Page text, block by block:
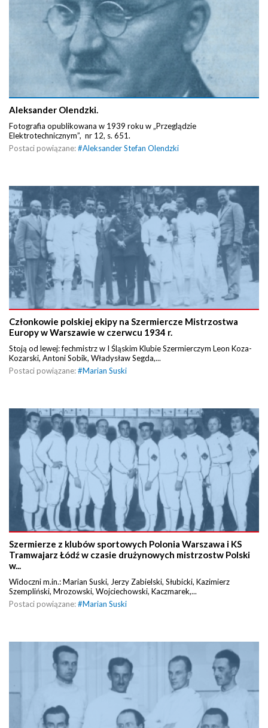
Aleksander Olendzki.
Fotografia opublikowana w 1939 roku w „Przeglądzie
Elektrotechnicznym”, nr 12, s. 651.
Postaci powiązane:#Aleksander Stefan Olendzki
Członkowie polskiej ekipy na Szermiercze Mistrzostwa
Europy w Warszawie w czerwcu 1934 r.
Stoją od lewej: fechmistrz w I Śląskim Klubie Szermierczym Leon Koza-
Kozarski, Antoni Sobik, Władysław Segda,...
Postaci powiązane:#Marian Suski
Szermierze z klubów sportowych Polonia Warszawa i KS
Tramwajarz Łódź w czasie drużynowych mistrzostw Polski
w...
Widoczni m.in.: Marian Suski, Jerzy Zabielski, Słubicki, Kazimierz
Szempliński, Mrozowski, Wojciechowski, Kaczmarek,...
Postaci powiązane:#Marian Suski